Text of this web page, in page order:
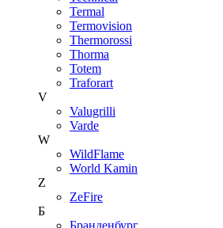
Termal
Termovision
Thermorossi
Thorma
Totem
Traforart
V
Valugrilli
Varde
W
WildFlame
World Kamin
Z
ZeFire
Б
Бранденбург